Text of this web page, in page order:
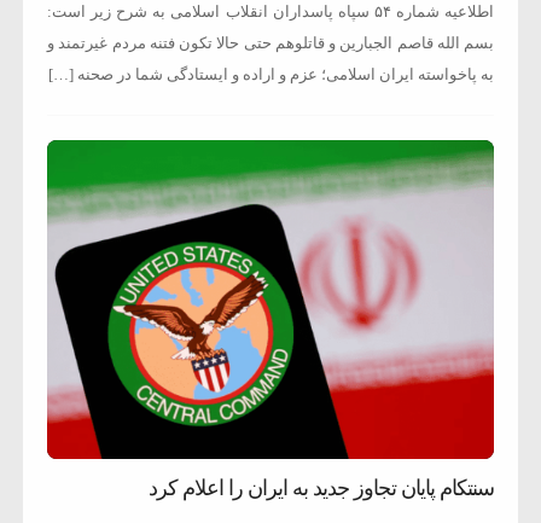
اطلاعیه شماره ۵۴ سپاه پاسداران انقلاب اسلامی به شرح زیر است:
بسم الله قاصم الجبارین و قاتلوهم حتی حالا تکون فتنه مردم غیرتمند و
به پاخواسته ایران اسلامی؛ عزم و اراده و ایستادگی شما در صحنه […]
سنتکام پایان تجاوز جدید به ایران را اعلام کرد